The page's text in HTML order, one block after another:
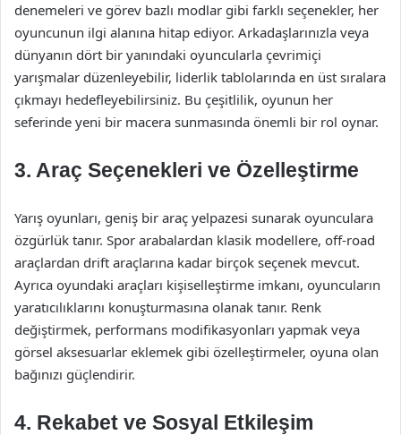
denemeleri ve görev bazlı modlar gibi farklı seçenekler, her
oyuncunun ilgi alanına hitap ediyor. Arkadaşlarınızla veya
dünyanın dört bir yanındaki oyuncularla çevrimiçi
yarışmalar düzenleyebilir, liderlik tablolarında en üst sıralara
çıkmayı hedefleyebilirsiniz. Bu çeşitlilik, oyunun her
seferinde yeni bir macera sunmasında önemli bir rol oynar.
3. Araç Seçenekleri ve Özelleştirme
Yarış oyunları, geniş bir araç yelpazesi sunarak oyunculara
özgürlük tanır. Spor arabalardan klasik modellere, off-road
araçlardan drift araçlarına kadar birçok seçenek mevcut.
Ayrıca oyundaki araçları kişiselleştirme imkanı, oyuncuların
yaratıcılıklarını konuşturmasına olanak tanır. Renk
değiştirmek, performans modifikasyonları yapmak veya
görsel aksesuarlar eklemek gibi özelleştirmeler, oyuna olan
bağınızı güçlendirir.
4. Rekabet ve Sosyal Etkileşim